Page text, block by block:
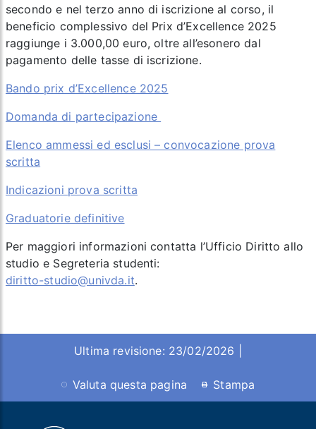
secondo e nel terzo anno di iscrizione al corso, il
beneficio complessivo del Prix d’Excellence 2025
raggiunge i 3.000,00 euro, oltre all’esonero dal
pagamento delle tasse di iscrizione.
Bando prix d’Excellence 2025
Domanda di partecipazione
Elenco ammessi ed esclusi – convocazione prova
scritta
Indicazioni prova scritta
Graduatorie definitive
Per maggiori informazioni contatta l’Ufficio Diritto allo
studio e Segreteria studenti:
diritto-studio@univda.it.
Ultima revisione: 23/02/2026 |
Valuta questa pagina Stampa